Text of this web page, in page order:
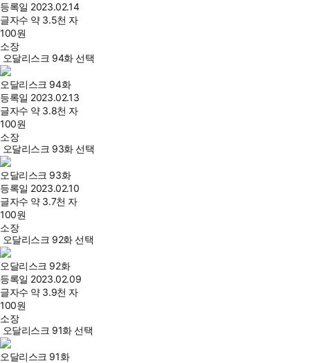
등록일 2023.02.14
글자수 약 3.5천 자
100원
소장
오달리스크 94화 선택
오달리스크 94화
등록일 2023.02.13
글자수 약 3.8천 자
100원
소장
오달리스크 93화 선택
오달리스크 93화
등록일 2023.02.10
글자수 약 3.7천 자
100원
소장
오달리스크 92화 선택
오달리스크 92화
등록일 2023.02.09
글자수 약 3.9천 자
100원
소장
오달리스크 91화 선택
오달리스크 91화